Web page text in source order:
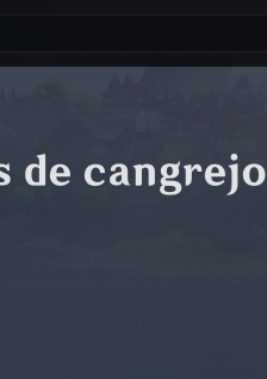
de cangrejo